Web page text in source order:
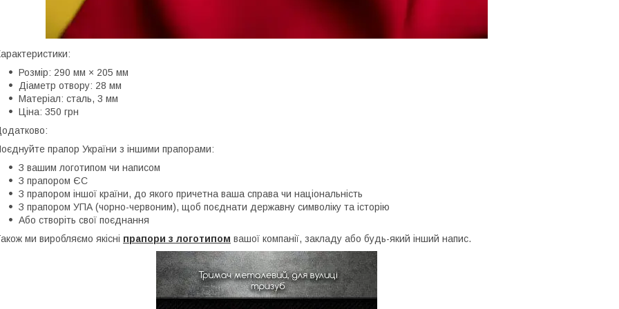
Розмір: 290 мм × 205 мм
Діаметр отвору: 28 мм
Матеріал: сталь, 3 мм
Ціна: 350 грн
прапор України з іншими прапорами:
З вашим логотипом чи написом
З прапором ЄС
З прапором іншої країни, до якого причетна ваша справа чи національність
З прапором УПА (чорно-червоним), щоб поєднати державну символіку та історію
Або створіть свої поєднання
ми виробляємо якісні прапори з логотипом вашої компанії, закладу або будь-який інший напис.